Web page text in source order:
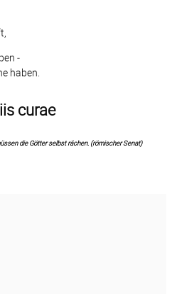
-
haben.
curae
die Götter selbst rächen. (römischer Senat)